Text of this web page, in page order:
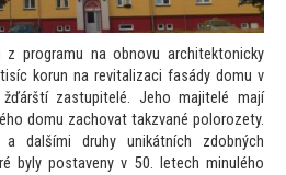
programu na obnovu architektonicky
korun na revitalizaci fasády domu v
zastupitelé. Jeho majitelé mají
domu zachovat takzvané polorozety.
dalšími druhy unikátních zdobných
byly postaveny v 50. letech minulého